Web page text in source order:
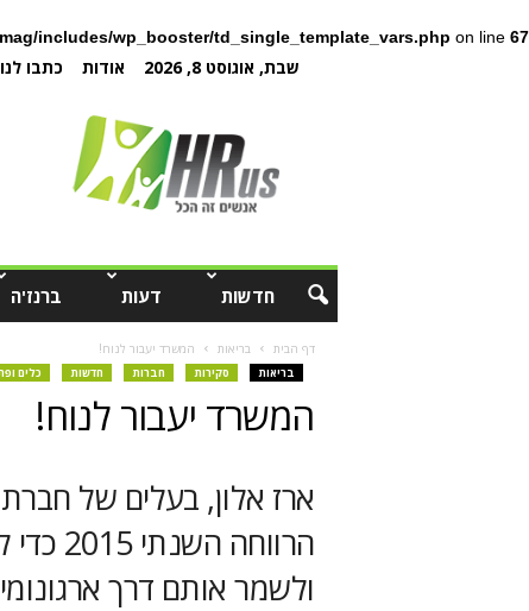
includes/wp_booster/td_single_template_vars.php on line 67
שבת, אוגוסט 8, 2026 אודות כתבו לנו
חדשות דעות ברנז'ה
דף הבית בריאות המשרד יעבור לנוח!
בריאות סקירות חברות חדשות כלים
המשרד יעבור לנוח!
ארז אלון, בעלים של
ולשמר אותם דרך